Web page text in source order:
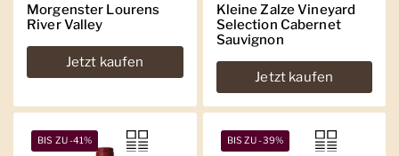
Morgenster Lourens
River Valley
Jetzt kaufen
Kleine Zalze Vineyard
Selection Cabernet
Sauvignon
Jetzt kaufen
BIS ZU -41% BIS ZU -39%